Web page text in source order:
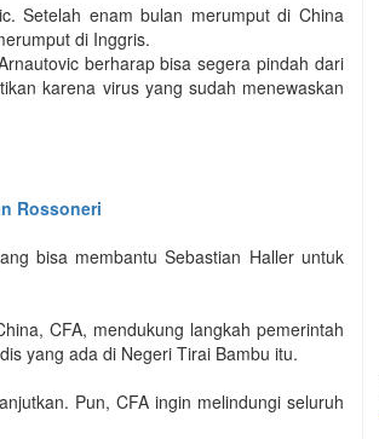
Setelah enam bulan merumput di China
di Inggris.
berharap bisa segera pindah dari
karena virus yang sudah menewaskan
Rossoneri
bisa membantu Sebastian Haller untuk
CFA, mendukung langkah pemerintah
yang ada di Negeri Tirai Bambu itu.
Pun, CFA ingin melindungi seluruh